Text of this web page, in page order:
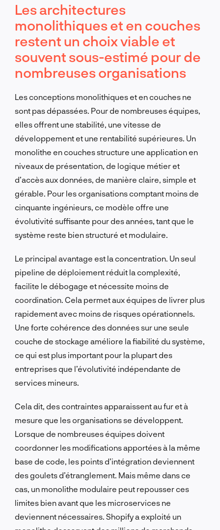
Les architectures
monolithiques et en couches
restent un choix viable et
souvent sous-estimé pour de
nombreuses organisations
Les conceptions monolithiques et en couches ne
sont pas dépassées. Pour de nombreuses équipes,
elles offrent une stabilité, une vitesse de
développement et une rentabilité supérieures. Un
monolithe en couches structure une application en
niveaux de présentation, de logique métier et
d’accès aux données, de manière claire, simple et
gérable. Pour les organisations comptant moins de
cinquante ingénieurs, ce modèle offre une
évolutivité suffisante pour des années, tant que le
système reste bien structuré et modulaire.
Le principal avantage est la concentration. Un seul
pipeline de déploiement réduit la complexité,
facilite le débogage et nécessite moins de
coordination. Cela permet aux équipes de livrer plus
rapidement avec moins de risques opérationnels.
Une forte cohérence des données sur une seule
couche de stockage améliore la fiabilité du système,
ce qui est plus important pour la plupart des
entreprises que l’évolutivité indépendante de
services mineurs.
Cela dit, des contraintes apparaissent au fur et à
mesure que les organisations se développent.
Lorsque de nombreuses équipes doivent
coordonner les modifications apportées à la même
base de code, les points d’intégration deviennent
des goulets d’étranglement. Mais même dans ce
cas, un monolithe modulaire peut repousser ces
limites bien avant que les microservices ne
deviennent nécessaires. Shopify a exploité un